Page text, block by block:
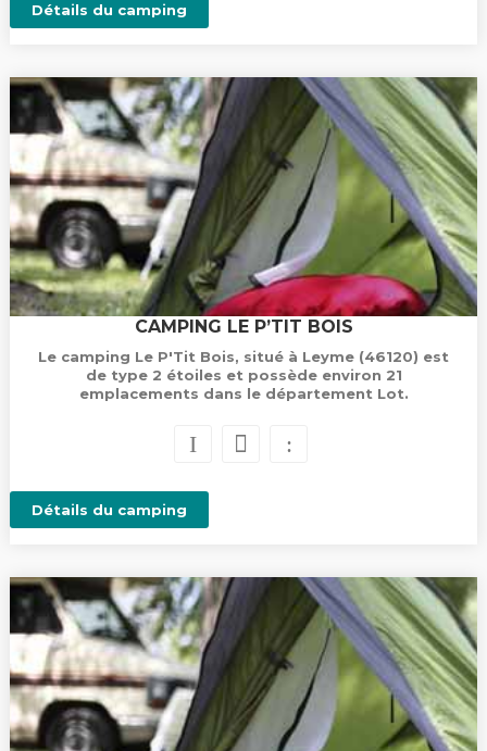
Détails du camping
CAMPING LE P’TIT BOIS
Le camping Le P'Tit Bois, situé à Leyme (46120) est
de type 2 étoiles et possède environ 21
emplacements dans le département Lot.
Détails du camping